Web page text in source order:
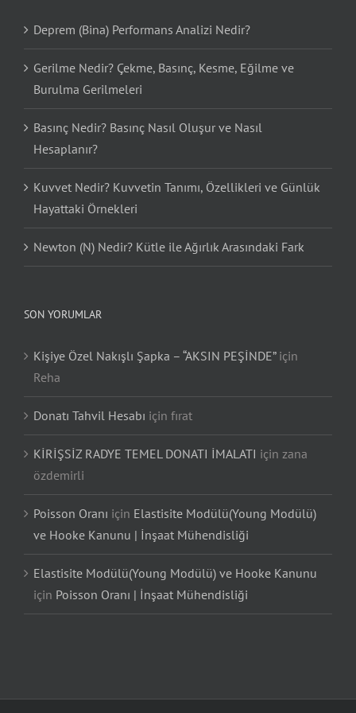
Deprem (Bina) Performans Analizi Nedir?
Gerilme Nedir? Çekme, Basınç, Kesme, Eğilme ve
Burulma Gerilmeleri
Basınç Nedir? Basınç Nasıl Oluşur ve Nasıl
Hesaplanır?
Kuvvet Nedir? Kuvvetin Tanımı, Özellikleri ve Günlük
Hayattaki Örnekleri
Newton (N) Nedir? Kütle ile Ağırlık Arasındaki Fark
SON YORUMLAR
Kişiye Özel Nakışlı Şapka – “AKSIN PEŞİNDE”için
Reha
Donatı Tahvil Hesabı için fırat
KİRİŞSİZ RADYE TEMEL DONATI İMALATI için zana
özdemirli
Poisson Oranı için Elastisite Modülü(Young Modülü)
ve Hooke Kanunu | İnşaat Mühendisliği
Elastisite Modülü(Young Modülü) ve Hooke Kanunu
için Poisson Oranı | İnşaat Mühendisliği